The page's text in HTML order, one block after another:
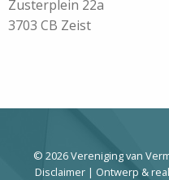
Zusterplein 22a
3703 CB Zeist
© 2026 Vereniging van
Disclaimer| Ontwerp &